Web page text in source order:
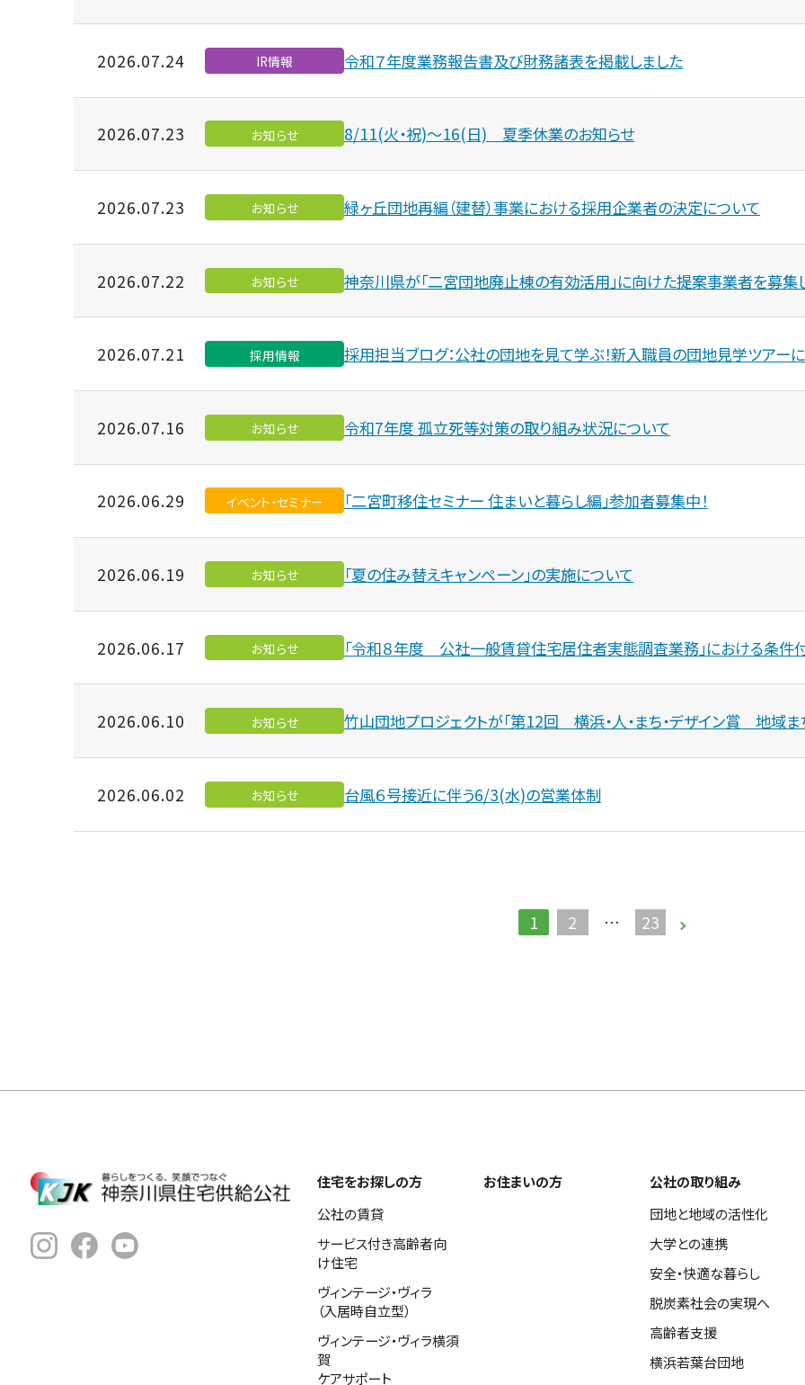
2026.07.24 IR情報 令和７年度業務報告書及び財務諸表を掲載しました
2026.07.23 お知らせ 8/11(火・祝)～16(日) 夏季休業のお知らせ
2026.07.23 お知らせ 緑ヶ丘団地再編（建替）事業における採用企業者の決定について
2026.07.22 お知らせ 神奈川県が「二宮団地廃止棟の有効活用」に向けた提案事業者を募集
2026.07.21 採用情報 採用担当ブログ：公社の団地を見て学ぶ！新入職員の団地見学ツアー
2026.07.16 お知らせ 令和7年度 孤立死等対策の取り組み状況について
2026.06.29 イベント・セミナー 「二宮町移住セミナー 住まいと暮らし編」参加者募集中！
2026.06.19 お知らせ 「夏の住み替えキャンペーン」の実施について
2026.06.17 お知らせ 「令和８年度 公社一般賃貸住宅居住者実態調査業務」における条件
2026.06.10 お知らせ 竹山団地プロジェクトが「第12回 横浜・人・まち・デザイン賞 地域ま
2026.06.02 お知らせ 台風６号接近に伴う6/3(水)の営業体制
1 2 … 23
住宅をお探しの方
公社の賃貸
サービス付き高齢者向
け住宅
ヴィンテージ・ヴィラ
（入居時自立型）
ヴィンテージ・ヴィラ横須
賀
ケアサポート
お住まいの方
公社の取り組み
団地と地域の活性化
大学との連携
安全・快適な暮らし
脱炭素社会の実現へ
高齢者支援
横浜若葉台団地